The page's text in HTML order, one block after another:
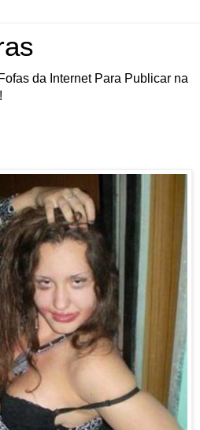
da Internet Para Publicar na